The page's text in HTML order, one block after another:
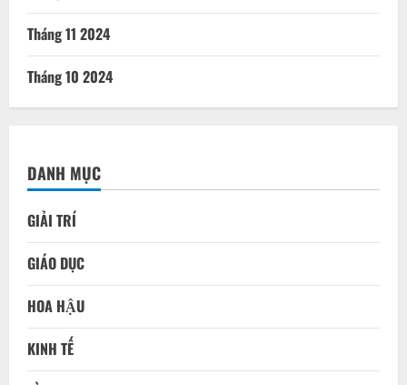
Tháng 11 2024
Tháng 10 2024
DANH MỤC
GIẢI TRÍ
GIÁO DỤC
HOA HẬU
KINH TẾ